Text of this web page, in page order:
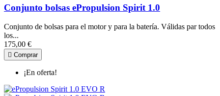
Conjunto bolsas ePropulsion Spirit 1.0
Conjunto de bolsas para el motor y para la batería. Válidas par todos
los...
175,00 €
 Comprar
¡En oferta!